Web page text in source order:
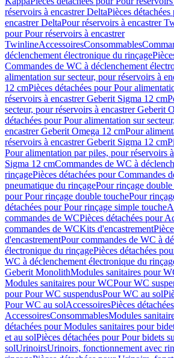
réservoirs à encastrer DeltaPièces
encastrer DeltaPour réservoirs à encastrer
pour Pour réservoirs à encastrer
TwinlineAccessoiresConsommables
déclenchement électronique du rinçage
Commandes de WC à déclenchement
alimentation sur secteur, pour réservoirs à
12 cmPièces détachées pour Pour
réservoirs à encastrer Geberit Sigma 12 cm
secteur, pour réservoirs à encastrer Geberit
détachées pour Pour alimentation sur
encastrer Geberit Omega 12 cmPour
réservoirs à encastrer Geberit Sigma 12 cm
Pour alimentation par piles, pour réservoirs
Sigma 12 cmCommandes de WC à
rinçagePièces détachées pour Commandes
pneumatique du rinçagePour rinçage
pour Pour rinçage double touchePour
détachées pour Pour rinçage simple touche
commandes de WCPièces détachées pour
commandes de WCKits d'encastrement
d'encastrementPour commandes de WC à
électronique du rinçagePièces détachées
WC à déclenchement électronique du
Geberit MonolithModules sanitaires pour
Modules sanitaires pour WCPour WC
pour Pour WC suspendusPour WC au sol
Pour WC au solAccessoiresPièces
AccessoiresConsommablesModules
détachées pour Modules sanitaires pour
et au solPièces détachées pour Pour bidets
solUrinoirsUrinoirs, fonctionnement avec